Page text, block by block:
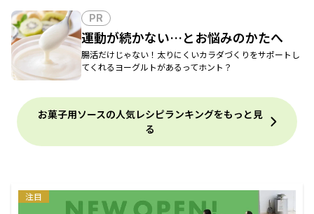
PR
運動が続かない…とお悩みのかたへ
腸活だけじゃない！太りにくいカラダづくりをサポートし
てくれるヨーグルトがあるってホント？
お菓子用ソースの人気レシピランキングをもっと見
る
注目